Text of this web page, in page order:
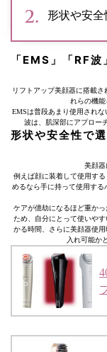
形状や安全
「EMS」「RF
リフトアップ美顔器に搭載
れらの機能
EMSは普段あまり使用され
波は、肌深部にアプロー
形状や安全性で
美顔器
例えば顔に装着して使用す
めるなら手に持って使用する
ケアが億劫になるほど重か
ため、自分にとって使いや
かる時間、さらに美顔器使
入れ可能か